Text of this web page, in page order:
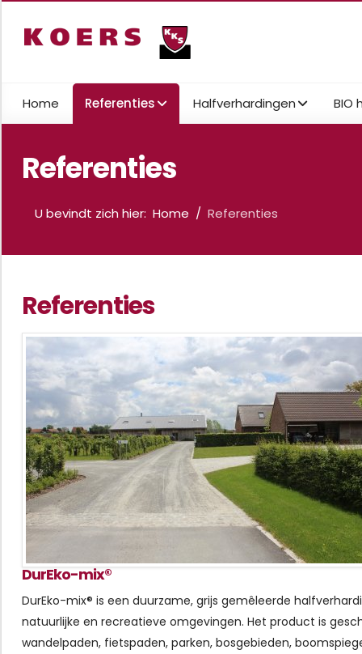
Home Referenties Halfverhardingen BIO
Referenties
U bevindt zich hier: Home Referenties
Referenties
DurEko-mix®
DurEko-mix® is een duurzame, grijs gemêleerde
natuurlijke en recreatieve omgevingen. Het product is
wandelpaden, fietspaden, parken, bosgebieden,